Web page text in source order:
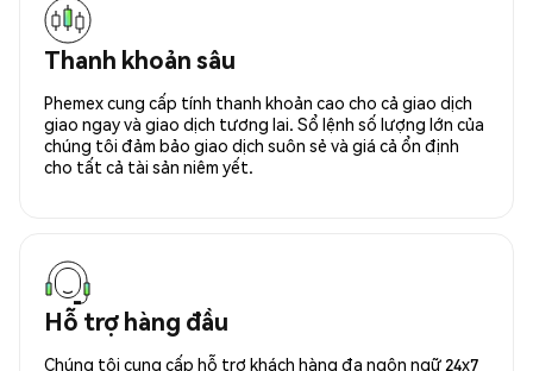
Thanh khoản sâu
Phemex cung cấp tính thanh khoản cao cho cả giao dịch
giao ngay và giao dịch tương lai. Sổ lệnh số lượng lớn của
chúng tôi đảm bảo giao dịch suôn sẻ và giá cả ổn định
cho tất cả tài sản niêm yết.
Hỗ trợ hàng đầu
Chúng tôi cung cấp hỗ trợ khách hàng đa ngôn ngữ 24x7